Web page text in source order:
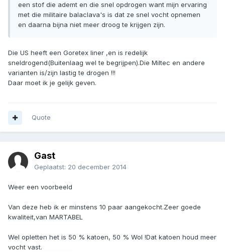
een stof die ademt en die snel opdrogen want mijn ervaring
met die militaire balaclava's is dat ze snel vocht opnemen
en daarna bijna niet meer droog te krijgen zijn.
Die US heeft een Goretex liner ,en is redelijk
sneldrogend(Buitenlaag wel te begrijpen).Die Miltec en andere
varianten is/zijn lastig te drogen !!!
Daar moet ik je gelijk geven.
Quote
Gast
Geplaatst: 20 december 2014
Weer een voorbeeld
Van deze heb ik er minstens 10 paar aangekocht.Zeer goede
kwaliteit,van MARTABEL
Wel opletten het is 50 % katoen, 50 % Wol !Dat katoen houd meer
vocht vast.